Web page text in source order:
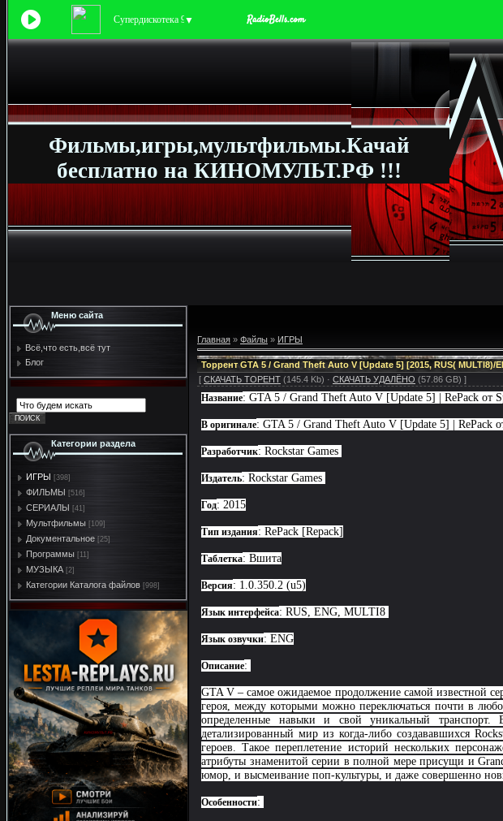
Супердискотека 90-х
▼
Фильмы,игры,мультфильмы.Качай
бесплатно на КИНОМУЛЬТ.РФ !!!
Меню сайта
Всё,что есть,всё тут
Блог
Категории раздела
ИГРЫ [398]
ФИЛЬМЫ [516]
СЕРИАЛЫ [41]
Мультфильмы [109]
Документальное [25]
Программы [11]
МУЗЫКА [2]
Категории Каталога файлов [998]
Главная » Файлы » ИГРЫ
Торрент GTA 5 / Grand Theft Auto V [Update 5] [2015, RUS( MULTI8)/
[ СКАЧАТЬ ТОРЕНТ (145.4 Kb) · СКАЧАТЬ УДАЛЁНО (57.86 GB) ]
Название: GTA 5 / Grand Theft Auto V [Update 5] | RePack от
В оригинале: GTA 5 / Grand Theft Auto V [Update 5] | RePack
Разработчик: Rockstar Games
Издатель: Rockstar Games
Год: 2015
Тип издания: RePack [Repack]
Таблетка: Вшита
Версия: 1.0.350.2 (u5)
Язык интерфейса: RUS, ENG, MULTI8
Язык озвучки: ENG
Описание:
GTA V – самое ожидаемое продолжение самой известной
героя, между которыми можно переключаться почти в
определенные навыки и свой уникальный
детализированный мир из когда-либо создававшихся
героев. Такое переплетение историй нескольких
атрибуты знаменитой серии в полной мере присущи и
юмор, и высмеивание поп-культуры, и даже совершенно
Особенности: